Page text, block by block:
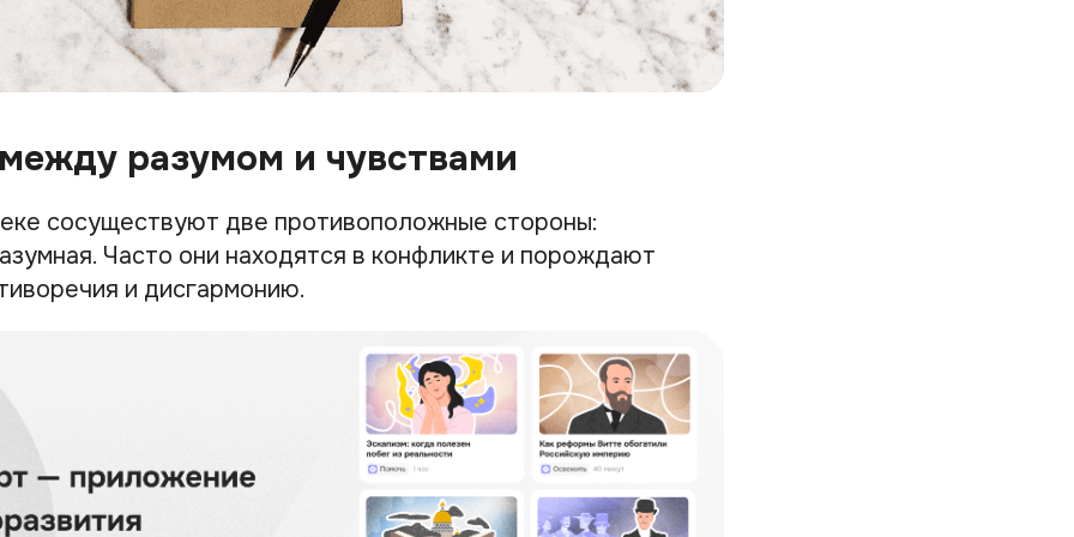
разумом и чувствами
сосуществуют две противоположные стороны:
Часто они находятся в конфликте и порождают
и дисгармонию.